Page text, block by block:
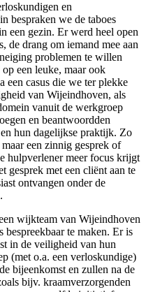
en
bespraken we de taboes
een gezin. Er werd heel open
de drang om iemand mee aan
problemen te willen
een leuke, maar ook
een casus die we ter plekke
van Wijeindhoven, als
vanuit de werkgroep
en beantwoordden
hun dagelijkse praktijk. Zo
een zinnig gesprek of
hulpverlener meer focus krijgt
gesprek met een cliënt aan te
ontvangen onder de
wijkteam van Wijeindhoven
bespreekbaar te maken. Er is
in de veiligheid van hun
(met o.a. een verloskundige)
bijeenkomst en zullen na de
bijv. kraamverzorgenden